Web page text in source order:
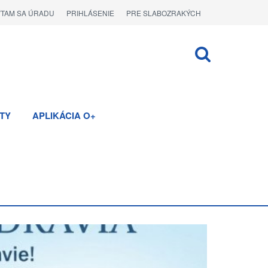
PRE SLABOZRAKÝCH
PRIHLÁSENIE
SA ÚRADU
APLIKÁCIA O+